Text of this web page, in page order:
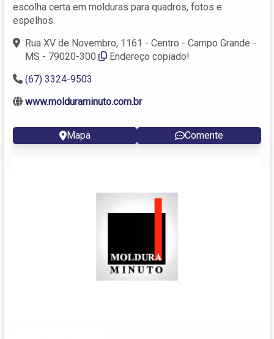
escolha certa em molduras para quadros, fotos e
espelhos.
Rua XV de Novembro, 1161 - Centro - Campo Grande -
MS - 79020-300
Endereço copiado!
(67) 3324-9503
www.molduraminuto.com.br
Mapa Comente